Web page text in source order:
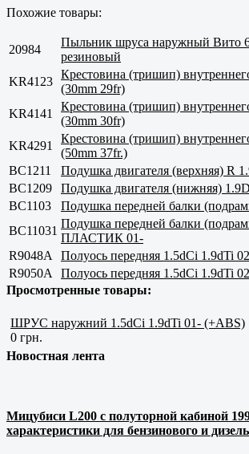
Похожие товары:
20984
Пыльник шруса наружный Вито
резиновый
KR4123
Крестовина (тришип)
(30mm 29fr)
KR4141
Крестовина (тришип)
(30mm 30fr)
KR4291
Крестовина (тришип)
(50mm 37fr.)
BC1211
Подушка двигателя (верхняя) R
BC1209
Подушка двигателя (нижняя)
BC1103
Подушка передней балки
BC11031
Подушка передней балки
ПЛАСТИК 01-
R9048A
Полуось передняя 1.5dCi 1.9dTi
R9050A
Полуось передняя 1.5dCi 1.9dTi
Просмотренные товары:
ШРУС наружний 1.5dCi 1.9dTi 01- (+ABS)
0 грн.
Новостная лента
Мицубиси L200 с полуторной кабиной
характеристики для бензинового и